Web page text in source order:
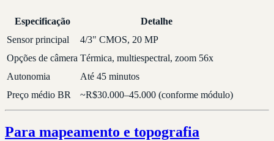
Especificação
Detalhe
Sensor principal
4/3" CMOS, 20 MP
Opções de câmera Térmica, multiespectral, zoom 56x
Autonomia
Até 45 minutos
Preço médio BR
~R$30.000–45.000 (conforme módulo)
Para mapeamento e topografia